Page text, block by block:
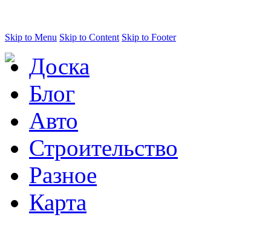
Skip to Menu Skip to Content Skip to Footer
Доска
Блог
Авто
Строительство
Разное
Карта